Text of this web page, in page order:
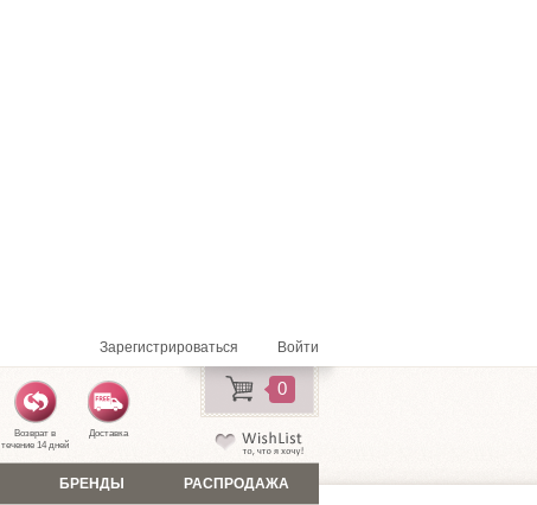
Зарегистрироваться Войти
0
Возврат в
течение 14 дней
Доставка
РАСПРОДАЖА
БРЕНДЫ